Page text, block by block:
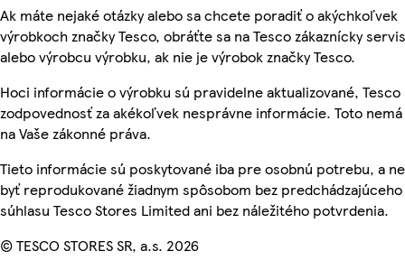
Ak máte nejaké otázky alebo sa chcete poradiť o akýchkoľvek
výrobkoch značky Tesco, obráťte sa na Tesco zákaznícky
alebo výrobcu výrobku, ak nie je výrobok značky Tesco.
Hoci informácie o výrobku sú pravidelne aktualizované, Tesco
zodpovednosť za akékoľvek nesprávne informácie. Toto
na Vaše zákonné práva.
Tieto informácie sú poskytované iba pre osobnú potrebu, a
byť reprodukované žiadnym spôsobom bez predchádzajúceho
súhlasu Tesco Stores Limited ani bez náležitého potvrdenia.
© TESCO STORES SR, a.s. 2026